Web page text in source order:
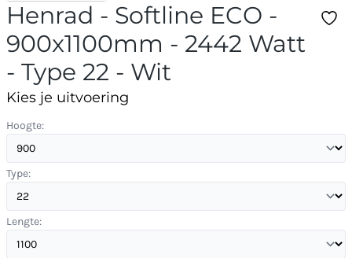
Henrad - Softline ECO -
900x1100mm - 2442 Watt
- Type 22 - Wit
Kies je uitvoering
Hoogte:
Type:
Lengte: